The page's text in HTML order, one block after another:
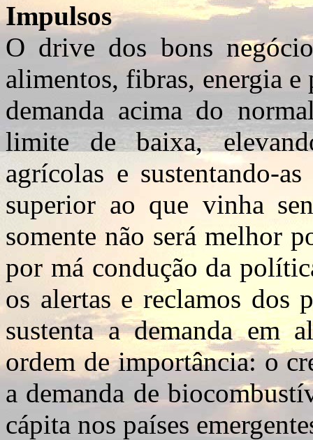
Impulsos
O drive dos bons
alimentos, fibras, energia
demanda acima do
limite de baixa,
agrícolas e sustentando-
superior ao que vinha
somente não será melhor
por má condução da
os alertas e reclamos dos
sustenta a demanda em
ordem de importância: o
a demanda de
cápita nos países